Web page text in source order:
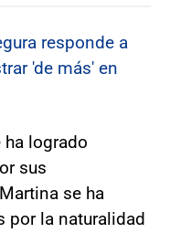
responde a
'de más' en
logrado
sus
se ha
por la naturalidad